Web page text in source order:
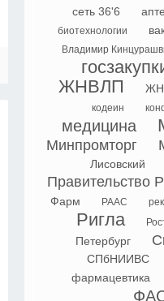
сеть 36'6
биотехнологии
Владимир
ЖНВЛП
кодеин
медицина
Минпромторг
Лисовский
Правительство
Фарм
РААС
Ригла
Петербург
СПбНИИВС
фармацевтика